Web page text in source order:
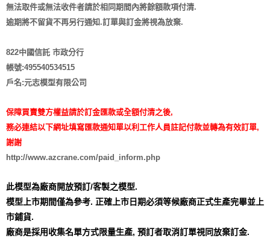
無法取件或無法收件者請於相同期間內將餘額款項付清.
逾期將不留貨不再另行通知 .訂單與訂金將視為放棄.
822中國信託 市政分行
帳號:495540534515
戶名:元志模型有限公司
保障買賣雙方權益請於訂金匯款或全額付清之後,
務必連結以下網址填寫匯款通知單以利工作人員註記付款並轉為有效訂單,
謝謝
http://www.azcrane.com/paid_inform.php
此模型為廠商開放預訂/客製之模型.
模型上市期間僅為參考. 正確上市日期必須等候廠商正式生產完畢並上
市鋪貨.
廠商是採用收集名單方式限量生產, 預訂者取消訂單視同放棄訂金.